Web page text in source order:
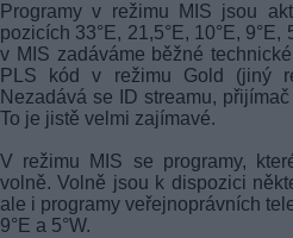
Programy v režimu MIS jsou
pozicích 33°E, 21,5°E, 10°E,
v MIS zadáváme běžné
PLS kód v režimu Gold (jiný
Nezadává se ID streamu,
To je jistě velmi zajímavé.
V režimu MIS se programy,
volně. Volně jsou k dispozici
ale i programy veřejnoprávních
9°E a 5°W.